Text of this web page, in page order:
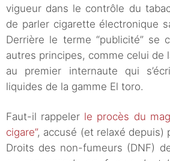
vigueur dans le contrôle du
de parler cigarette électronique
Derrière le terme “publicité” se
autres principes, comme celui de
au premier internaute qui
liquides de la gamme El toro.
Faut-il rappeler le procès du
cigare”, accusé (et relaxé depuis)
Droits des non-fumeurs (DNF)